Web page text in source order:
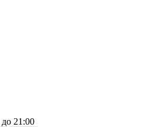
до 21:00